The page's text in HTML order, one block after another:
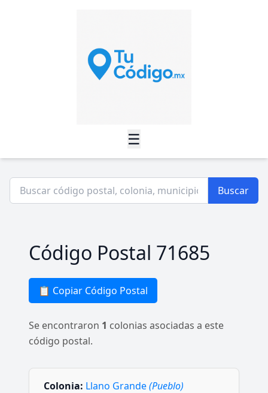
☰
Buscar
Código Postal 71685
📋 Copiar Código Postal
Se encontraron 1 colonias asociadas a este
código postal.
Colonia: Llano Grande(Pueblo)